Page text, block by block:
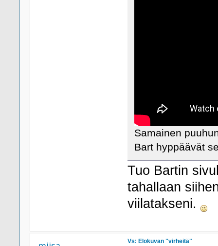
Samainen
Bart hyppäävät
Tuo Bartin
tahallaan
viilatakseni.
Vs: Elokuvan "virheitä"